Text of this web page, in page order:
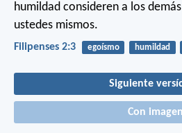
humildad consideren a los
ustedes mismos.
Filipenses 2:3 egoísmo humildad
Siguiente
Con imagen